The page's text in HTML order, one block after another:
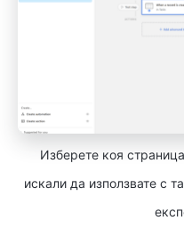
Изберете коя
искали да използвате с